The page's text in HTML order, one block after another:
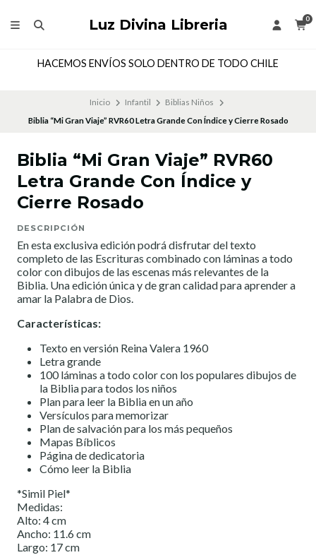
Luz Divina Libreria 0
NO HACEMOS ENVIOS FUERA DE CHILE
Inicio Infantil
Biblias Niños
Biblia “Mi Gran Viaje” RVR60 Letra Grande Con Índice y Cierre Rosado
Biblia “Mi Gran Viaje” RVR60
Letra Grande Con Índice y
Cierre Rosado
DESCRIPCIÓN
En esta exclusiva edición podrá disfrutar del texto
completo de las Escrituras combinado con láminas a todo
color con dibujos de las escenas más relevantes de la
Biblia. Una edición única y de gran calidad para aprender a
amar la Palabra de Dios.
Características:
Texto en versión Reina Valera 1960
Letra grande
100 láminas a todo color con los populares dibujos de
la Biblia para todos los niños
Plan para leer la Biblia en un año
Versículos para memorizar
Plan de salvación para los más pequeños
Mapas Bíblicos
Página de dedicatoria
Cómo leer la Biblia
*Simil Piel*
Medidas:
Alto: 4 cm
Ancho: 11.6 cm
Largo: 17 cm